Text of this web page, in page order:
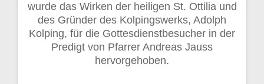
wurde das Wirken der heiligen St. Ottilia und
des Gründer des Kolpingswerks, Adolph
Kolping, für die Gottesdienstbesucher in der
Predigt von Pfarrer Andreas Jauss
hervorgehoben.